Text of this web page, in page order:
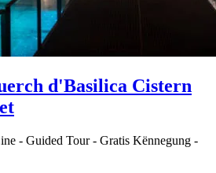
d'Basilica Cistern
- Guided Tour - Gratis Kënnegung -